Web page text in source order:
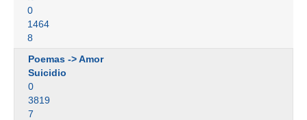
0
1464
8
Poemas -> Amor
Suicidio
0
3819
7